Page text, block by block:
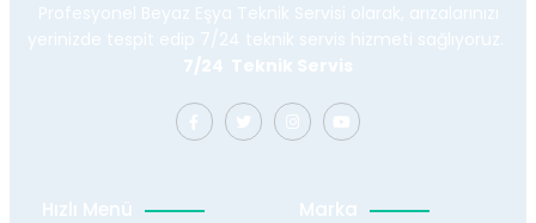
Profesyonel Beyaz Eşya Teknik Servisi olarak, arızalarınızı
yerinizde tespit edip 7/24 teknik servis hizmeti sağlıyoruz.
7/24 Teknik Servis
Hızlı Menü Marka